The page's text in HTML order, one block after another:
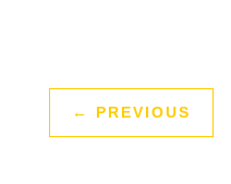
← PREVIOUS